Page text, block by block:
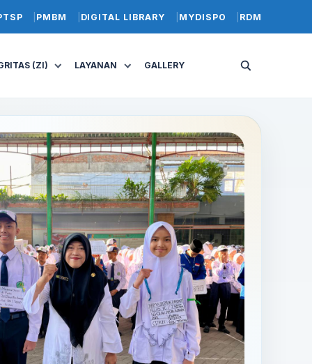
PMBM DIGITAL LIBRARY MYDISPO RDM
(ZI) LAYANAN GALLERY
Buka